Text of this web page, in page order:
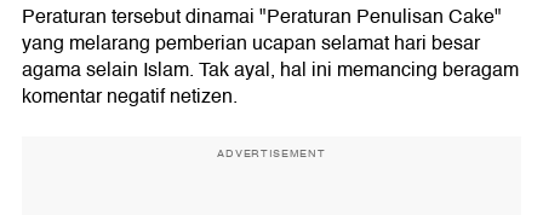
Peraturan tersebut dinamai "Peraturan Penulisan Cake"
yang melarang pemberian ucapan selamat hari besar
agama selain Islam. Tak ayal, hal ini memancing beragam
komentar negatif netizen.
ADVERTISEMENT